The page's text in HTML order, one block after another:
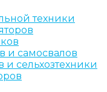
техники
и самосвалов
сельхозтехники